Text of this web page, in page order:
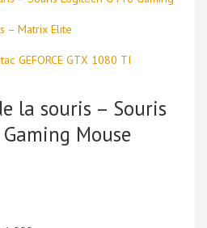
– Matrix Elite
GEFORCE GTX 1080 TI
la souris – Souris
Mouse